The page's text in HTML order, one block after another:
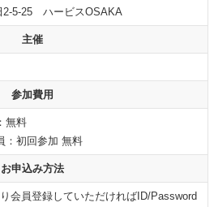
5-25 ハービスOSAKA
主催
参加費用
無料
：初回参加 無料
お申込み方法
会員登録していただければID/Password